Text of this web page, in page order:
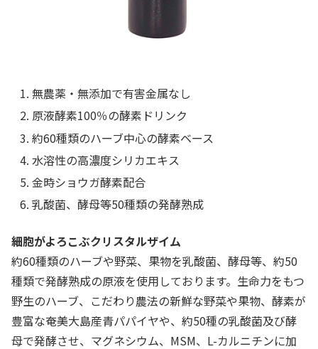
無農薬・無添加で有害金属なし
原液酵素100％の酵素ドリンク
約60種類のハーブ中心の酵素ベース
水溶性の高濃度シリカエキス
金時ショウガ酵素配合
乳酸菌、酵母等50種類の発酵熟成
細胞がよろこぶクリスタルザイム
約60種類のハーブや野菜、果物を乳酸菌、酵母等、約50
種類で発酵熟成の原液を使用しております。生命力をもつ
野生のハーブ、こだわり農法の新鮮な野菜や果物、酵素が
豊富な奄美大島産青パパイヤや、約50種の乳酸菌及び酵
母で発酵させ、マグネシウム、MSM、L-カルニチンに加